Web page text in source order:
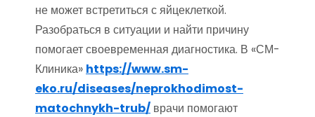
не может встретиться с яйцеклеткой.
Разобраться в ситуации и найти причину
помогает своевременная диагностика. В «СМ-
Клиника» https://www.sm-
eko.ru/diseases/neprokhodimost-
matochnykh-trub/ врачи помогают